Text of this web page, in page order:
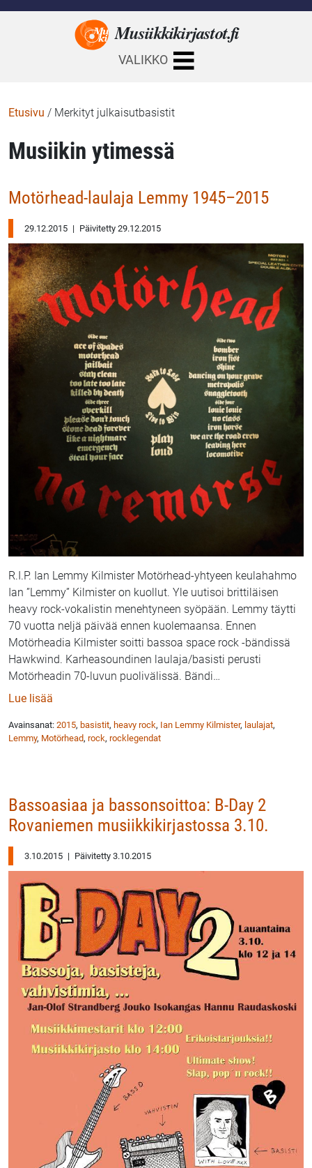
Musiikkikirjastot.fi
VALIKKO
Etusivu / Merkityt julkaisutbasistit
Musiikin ytimessä
Motörhead-laulaja Lemmy 1945–2015
29.12.2015 | Päivitetty 29.12.2015
R.I.P. Ian Lemmy Kilmister Motörhead-yhtyeen keulahahmo
Ian ”Lemmy” Kilmister on kuollut. Yle uutisoi brittiläisen
heavy rock-vokalistin menehtyneen syöpään. Lemmy täytti
70 vuotta neljä päivää ennen kuolemaansa. Ennen
Motörheadia Kilmister soitti bassoa space rock -bändissä
Hawkwind. Karheasoundinen laulaja/basisti perusti
Motörheadin 70-luvun puolivälissä. Bändi…
Lue lisää
Avainsanat: 2015, basistit, heavy rock, Ian Lemmy Kilmister, laulajat,
Lemmy, Motörhead, rock, rocklegendat
Bassoasiaa ja bassonsoittoa: B-Day 2
Rovaniemen musiikkikirjastossa 3.10.
3.10.2015 | Päivitetty 3.10.2015